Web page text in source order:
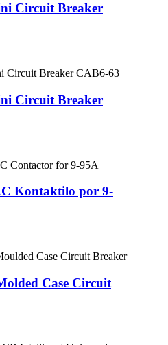
Circuit Breaker
Circuit Breaker
Kontaktilo por 9-
Case Circuit